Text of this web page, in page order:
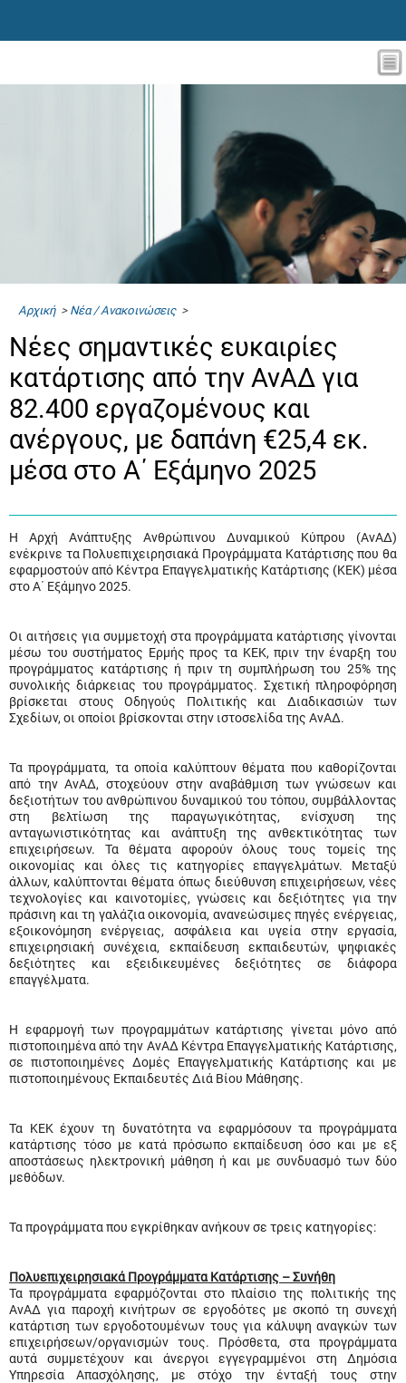
Αρχική> Νέα / Ανακοινώσεις>
Νέες σημαντικές ευκαιρίες
κατάρτισης από την ΑνΑΔ για
82.400 εργαζομένους και
ανέργους, με δαπάνη €25,4 εκ.
μέσα στο Α΄ Εξάμηνο 2025
Η Αρχή Ανάπτυξης Ανθρώπινου Δυναμικού Κύπρου (ΑνΑΔ)
ενέκρινε τα Πολυεπιχειρησιακά Προγράμματα Κατάρτισης που θα
εφαρμοστούν από Κέντρα Επαγγελματικής Κατάρτισης (ΚΕΚ) μέσα
στο Α΄ Εξάμηνο 2025.
Οι αιτήσεις για συμμετοχή στα προγράμματα κατάρτισης γίνονται
μέσω του συστήματος Ερμής προς τα ΚΕΚ, πριν την έναρξη του
προγράμματος κατάρτισης ή πριν τη συμπλήρωση του 25% της
συνολικής διάρκειας του προγράμματος. Σχετική πληροφόρηση
βρίσκεται στους Οδηγούς Πολιτικής και Διαδικασιών των
Σχεδίων, οι οποίοι βρίσκονται στην ιστοσελίδα της ΑνΑΔ.
Τα προγράμματα, τα οποία καλύπτουν θέματα που καθορίζονται
από την ΑνΑΔ, στοχεύουν στην αναβάθμιση των γνώσεων και
δεξιοτήτων του ανθρώπινου δυναμικού του τόπου, συμβάλλοντας
στη βελτίωση της παραγωγικότητας, ενίσχυση της
ανταγωνιστικότητας και ανάπτυξη της ανθεκτικότητας των
επιχειρήσεων. Τα θέματα αφορούν όλους τους τομείς της
οικονομίας και όλες τις κατηγορίες επαγγελμάτων. Μεταξύ
άλλων, καλύπτονται θέματα όπως διεύθυνση επιχειρήσεων, νέες
τεχνολογίες και καινοτομίες, γνώσεις και δεξιότητες για την
πράσινη και τη γαλάζια οικονομία, ανανεώσιμες πηγές ενέργειας,
εξοικονόμηση ενέργειας, ασφάλεια και υγεία στην εργασία,
επιχειρησιακή συνέχεια, εκπαίδευση εκπαιδευτών, ψηφιακές
δεξιότητες και εξειδικευμένες δεξιότητες σε διάφορα
επαγγέλματα.
Η εφαρμογή των προγραμμάτων κατάρτισης γίνεται μόνο από
πιστοποιημένα από την ΑνΑΔ Κέντρα Επαγγελματικής Κατάρτισης,
σε πιστοποιημένες Δομές Επαγγελματικής Κατάρτισης και με
πιστοποιημένους Εκπαιδευτές Διά Βίου Μάθησης.
Τα ΚΕΚ έχουν τη δυνατότητα να εφαρμόσουν τα προγράμματα
κατάρτισης τόσο με κατά πρόσωπο εκπαίδευση όσο και με εξ
αποστάσεως ηλεκτρονική μάθηση ή και με συνδυασμό των δύο
μεθόδων.
Τα προγράμματα που εγκρίθηκαν ανήκουν σε τρεις κατηγορίες:
Πολυεπιχειρησιακά Προγράμματα Κατάρτισης – Συνήθη
Τα προγράμματα εφαρμόζονται στο πλαίσιο της πολιτικής της
ΑνΑΔ για παροχή κινήτρων σε εργοδότες με σκοπό τη συνεχή
κατάρτιση των εργοδοτουμένων τους για κάλυψη αναγκών των
επιχειρήσεων/οργανισμών τους. Πρόσθετα, στα προγράμματα
αυτά συμμετέχουν και άνεργοι εγγεγραμμένοι στη Δημόσια
Υπηρεσία Απασχόλησης, με στόχο την ένταξή τους στην